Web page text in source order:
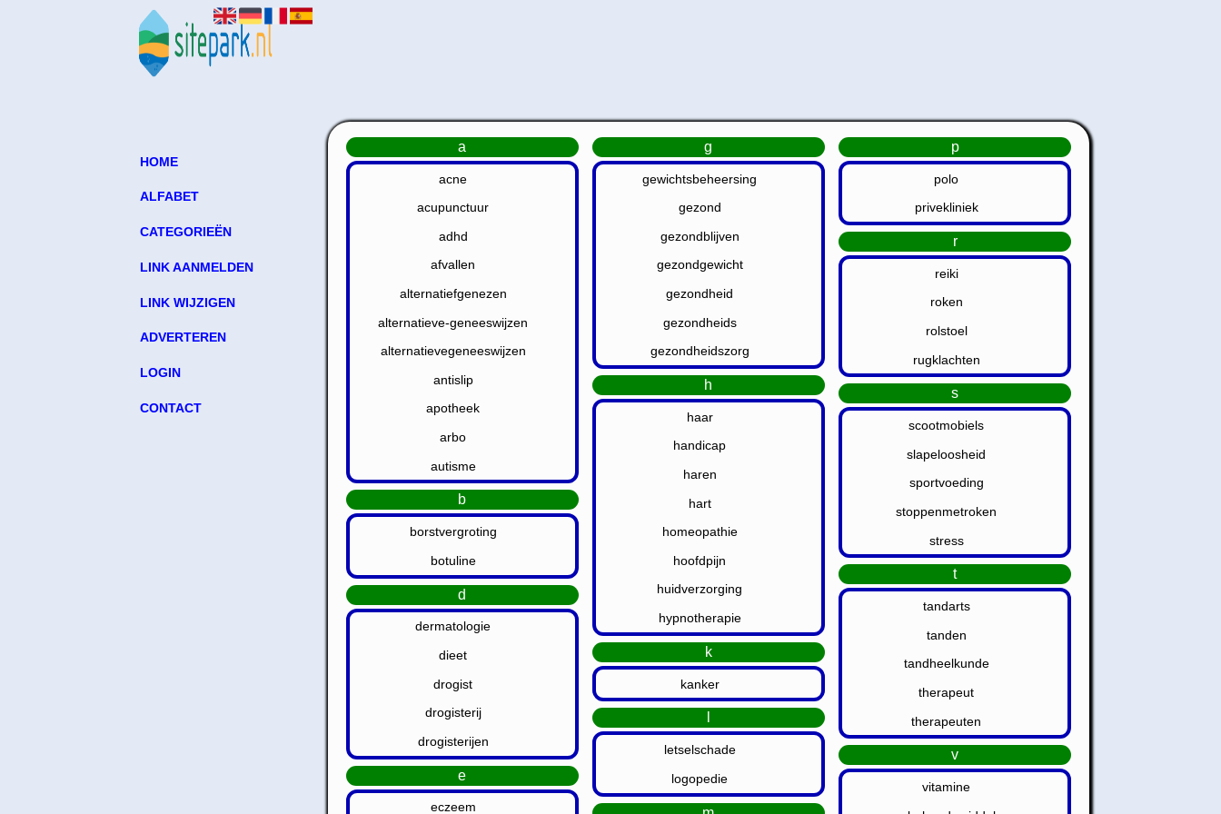
HOME
ALFABET
CATEGORIEËN
LINK AANMELDEN
LINK WIJZIGEN
ADVERTEREN
LOGIN
CONTACT
a
acne
acupunctuur
adhd
afvallen
alternatiefgenezen
alternatieve-geneeswijzen
alternatievegeneeswijzen
antislip
apotheek
arbo
autisme
b
borstvergroting
botuline
d
dermatologie
dieet
drogist
drogisterij
drogisterijen
e
eczeem
g
gewichtsbeheersing
gezond
gezondblijven
gezondgewicht
gezondheid
gezondheids
gezondheidszorg
h
haar
handicap
haren
hart
homeopathie
hoofdpijn
huidverzorging
hypnotherapie
k
kanker
letselschade
logopedie
p
polo
privekliniek
r
reiki
roken
rolstoel
rugklachten
s
scootmobiels
slapeloosheid
sportvoeding
stoppenmetroken
stress
t
tandarts
tanden
tandheelkunde
therapeut
therapeuten
v
vitamine